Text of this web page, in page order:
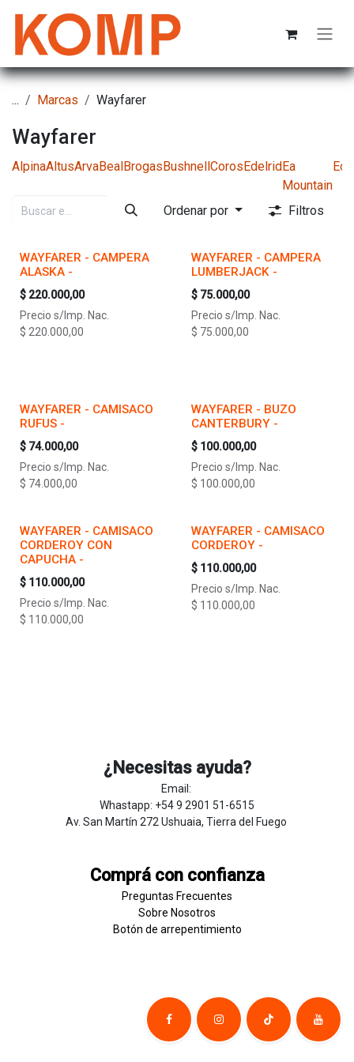
... Marcas Wayfarer
Wayfarer
AlpinaAltusArvaBealBrogasBushnellCorosEdelridEa
Mountain
Ordenar por Filtros
WAYFARER - CAMPERA
ALASKA -
$ 220.000,00
Precio s/Imp. Nac.
$ 220.000,00
WAYFARER - CAMPERA
LUMBERJACK -
$ 75.000,00
Precio s/Imp. Nac.
$ 75.000,00
WAYFARER - CAMISACO
RUFUS -
$ 74.000,00
Precio s/Imp. Nac.
$ 74.000,00
WAYFARER - BUZO
CANTERBURY -
$ 100.000,00
Precio s/Imp. Nac.
$ 100.000,00
WAYFARER - CAMISACO
CORDEROY CON
CAPUCHA -
$ 110.000,00
Precio s/Imp. Nac.
$ 110.000,00
WAYFARER - CAMISACO
CORDEROY -
$ 110.000,00
Precio s/Imp. Nac.
$ 110.000,00
¿Necesitas ayuda?
Email:
Whastapp: +54 9 2901 51-6515
Av. San Martín 272 Ushuaia, Tierra del Fuego
Comprá con confianza
Preguntas Frecuentes
Sobre Nosotros
Botón de ​arrepentim​​​iento